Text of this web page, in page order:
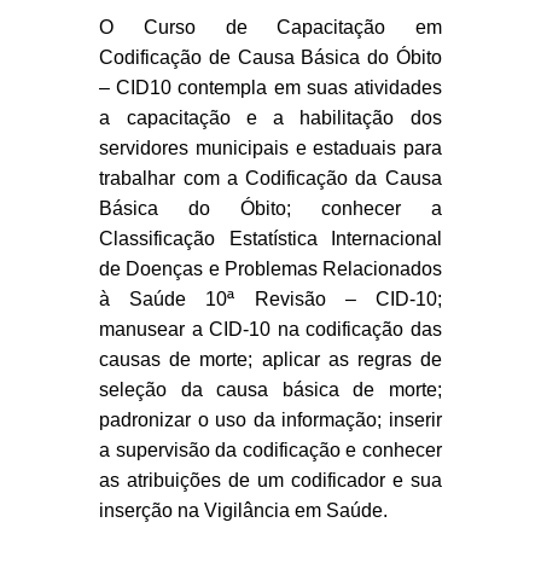
O Curso de Capacitação em
Codificação de Causa Básica do Óbito
– CID10 contempla em suas atividades
a capacitação e a habilitação dos
servidores municipais e estaduais para
trabalhar com a Codificação da Causa
Básica do Óbito; conhecer a
Classificação Estatística Internacional
de Doenças e Problemas Relacionados
à Saúde 10ª Revisão – CID-10;
manusear a CID-10 na codificação das
causas de morte; aplicar as regras de
seleção da causa básica de morte;
padronizar o uso da informação; inserir
a supervisão da codificação e conhecer
as atribuições de um codificador e sua
inserção na Vigilância em Saúde.